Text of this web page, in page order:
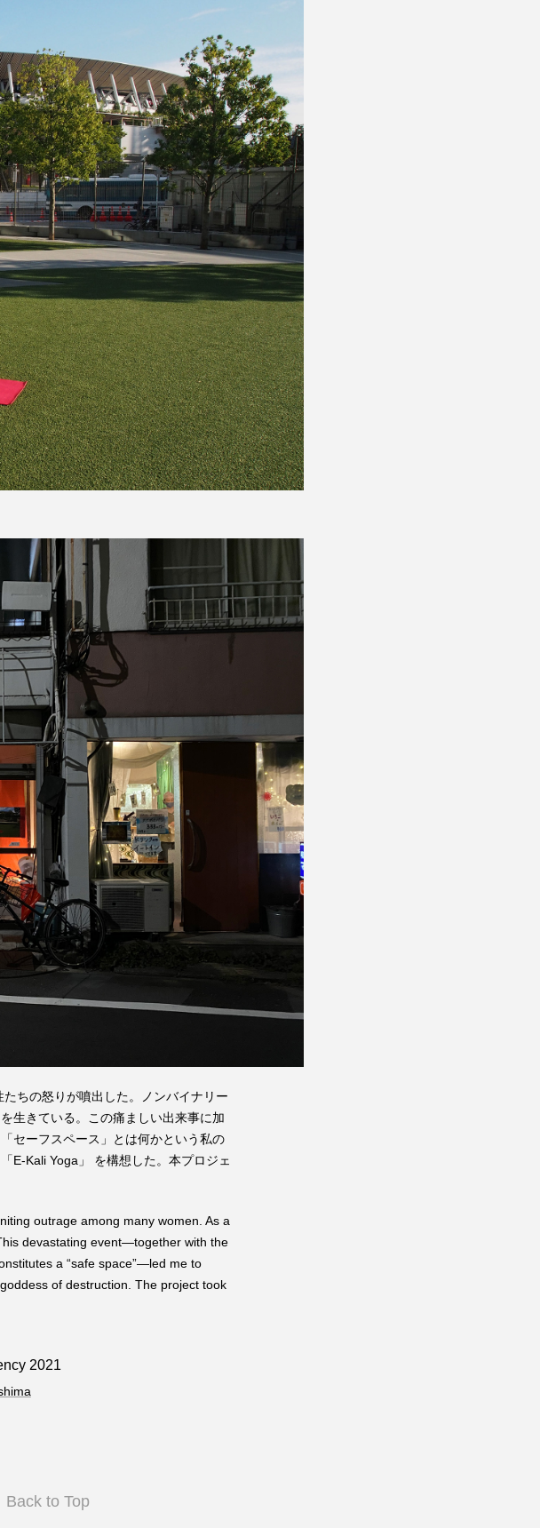
ちの怒りが噴出した。ノンバイナリー
生きている。この痛ましい出来事に加
セーフスペース」とは何かという私の
E-Kali Yoga」 を構想した。本プロジェ
outrage among many women. As a
devastating event—together with the
a “safe space”—led me to
of destruction. The project took
2021
Back to Top